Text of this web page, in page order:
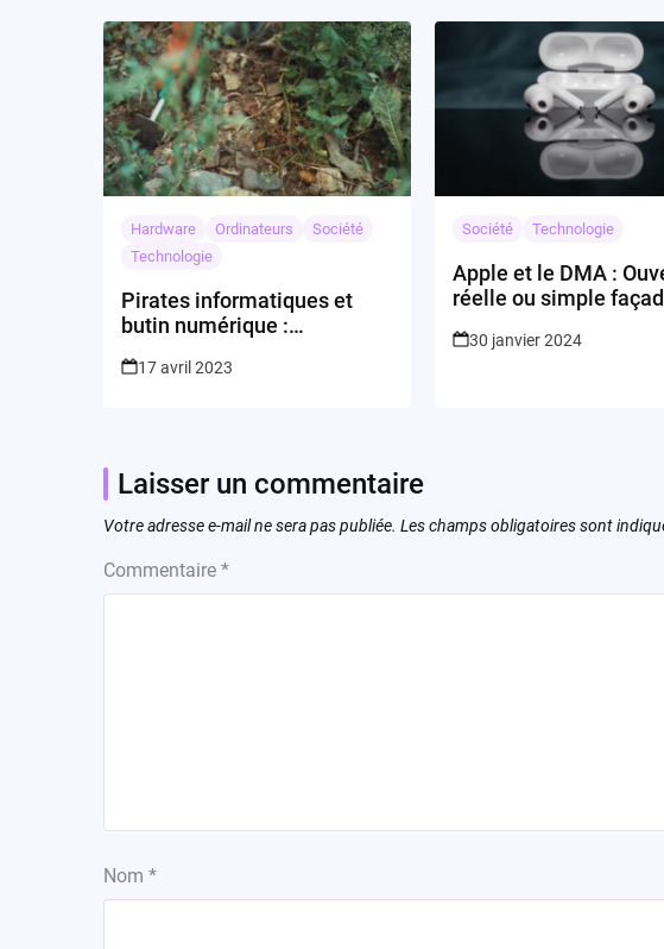
Hardware Ordinateurs
Société
Technologie
Pirates informatiques et
butin numérique :
tourmente !
17 avril 2023
Société Technologie
Apple et le DMA :
réelle ou simple
30 janvier 2024
Laisser un commentaire
Votre adresse e-mail ne sera pas publiée. Les champs obligatoires sont
Commentaire *
Nom *